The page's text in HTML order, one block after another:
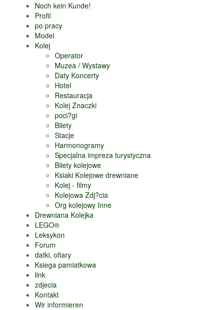
Noch kein Kunde!
Profil
po pracy
Model
Kolej
Operator
Muzea / Wystawy
Daty Koncerty
Hotel
Restauracja
Kolej Znaczki
poci?gi
Bilety
Stacje
Harmonogramy
Specjalna impreza turystyczna
Bilety kolejowe
Ksiaki Kolejowe drewniane
Kolej - filmy
Kolejowa Zdj?cia
Org kolejowy Inne
Drewniana Kolejka
LEGO®
Leksykon
Forum
datki, ofiary
Ksiega pamiatkowa
link
zdjecia
Kontakt
Wir informieren